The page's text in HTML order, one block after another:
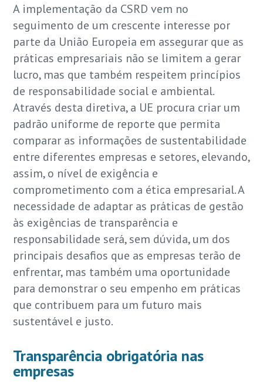
A implementação da CSRD vem no
seguimento de um crescente interesse por
parte da União Europeia em assegurar que as
práticas empresariais não se limitem a gerar
lucro, mas que também respeitem princípios
de responsabilidade social e ambiental.
Através desta diretiva, a UE procura criar um
padrão uniforme de reporte que permita
comparar as informações de sustentabilidade
entre diferentes empresas e setores, elevando,
assim, o nível de exigência e
comprometimento com a ética empresarial. A
necessidade de adaptar as práticas de gestão
às exigências de transparência e
responsabilidade será, sem dúvida, um dos
principais desafios que as empresas terão de
enfrentar, mas também uma oportunidade
para demonstrar o seu empenho em práticas
que contribuem para um futuro mais
sustentável e justo.
Transparência obrigatória nas
empresas